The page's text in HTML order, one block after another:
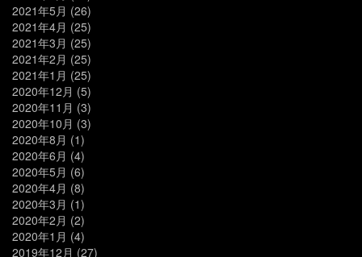
2021年5月 (26)
2021年4月 (25)
2021年3月 (25)
2021年2月 (25)
2021年1月 (25)
2020年12月 (5)
2020年11月 (3)
2020年10月 (3)
2020年8月 (1)
2020年6月 (4)
2020年5月 (6)
2020年4月 (8)
2020年3月 (1)
2020年2月 (2)
2020年1月 (4)
2019年12月 (27)